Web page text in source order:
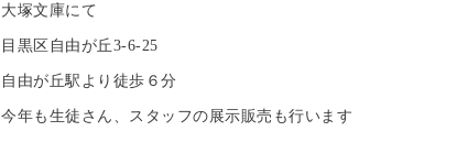
大塚文庫にて
目黒区自由が丘3-6-25
自由が丘駅より徒歩６分
今年も生徒さん、スタッフの展示販売も行います